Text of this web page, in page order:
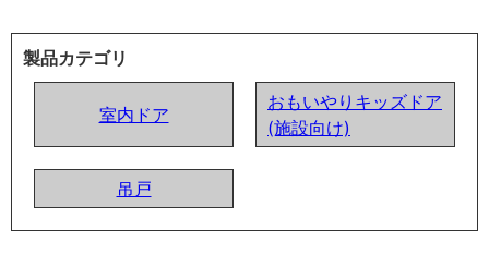
製品カテゴリ
室内ドア
おもいやりキッズドア
(施設向け)
吊戸